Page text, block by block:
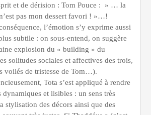
et de dérision : Tom Pouce : » … la
pas mon dessert favori ! »…!
l’émotion s’y exprime aussi
subtile : on sous-entend, on suggère
explosion du « building » du
solitudes sociales et affectives des trois,
voilés de tristesse de Tom…).
Tota s’est appliqué à rendre
dynamiques et lisibles : un sens très
stylisation des décors ainsi que des